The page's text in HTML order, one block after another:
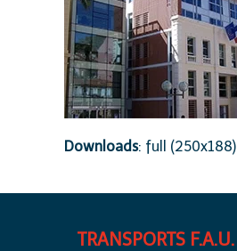
Downloads: full (250x188)
TRANSPORTS F.A.U.